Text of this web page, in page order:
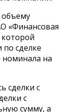
объему
«Финансовая
по сделке
номинала на
сделки с
с
сумму, а